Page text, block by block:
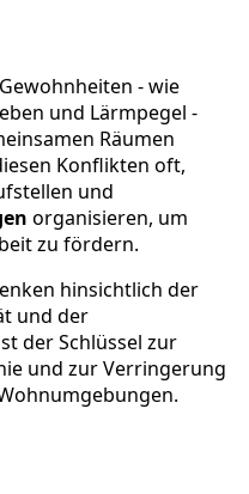
- wie
und Lärmpegel -
Räumen
Konflikten oft,
und
organisieren, um
zu fördern.
hinsichtlich der
und der
der Schlüssel zur
und zur Verringerung